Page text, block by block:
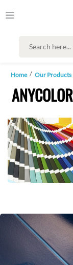
Home Our Products